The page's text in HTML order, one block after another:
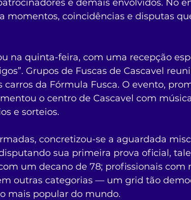
e demais envolvidos. No
momentos, coincidências e disputas
na quinta-feira, com uma recepção
Grupos de Fuscas de Cascavel
carros da Fórmula Fusca. O evento,
o centro de Cascavel com
e sorteios.
concretizou-se a aguardada
sua primeira prova oficial,
um decano de 78; profissionais com
outras categorias — um grid tão
mais popular do mundo.